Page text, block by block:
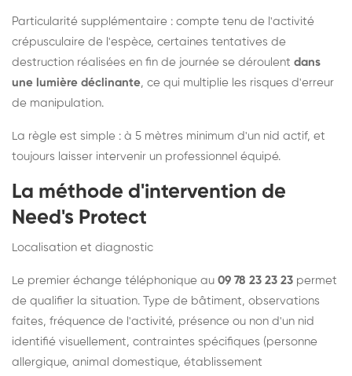
Particularité supplémentaire : compte tenu de l'activité
crépusculaire de l'espèce, certaines tentatives de
destruction réalisées en fin de journée se déroulent dans
une lumière déclinante, ce qui multiplie les risques d'erreur
de manipulation.
La règle est simple : à 5 mètres minimum d'un nid actif, et
toujours laisser intervenir un professionnel équipé.
La méthode d'intervention de
Need's Protect
Localisation et diagnostic
Le premier échange téléphonique au 09 78 23 23 23 permet
de qualifier la situation. Type de bâtiment, observations
faites, fréquence de l'activité, présence ou non d'un nid
identifié visuellement, contraintes spécifiques (personne
allergique, animal domestique, établissement